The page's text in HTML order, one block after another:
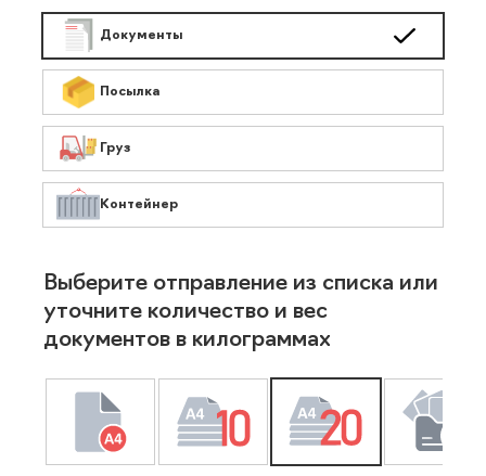
Документы
Посылка
Груз
Контейнер
Выберите отправление из списка или
уточните количество и вес
документов в килограммах